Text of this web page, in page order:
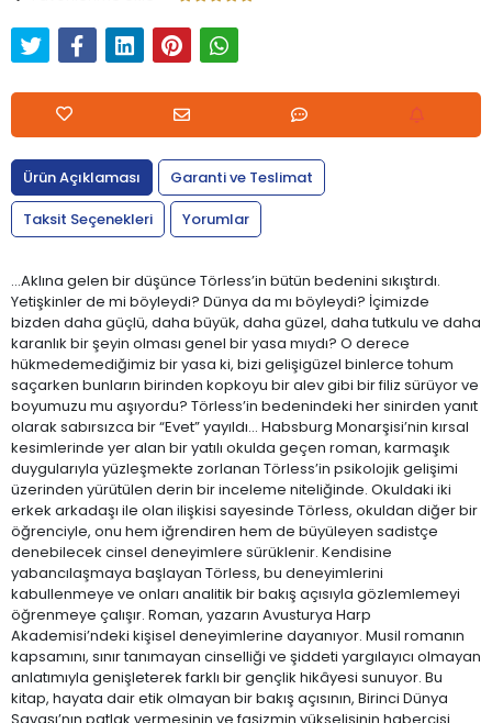
Ürün Açıklaması
Garanti ve Teslimat
Taksit Seçenekleri
Yorumlar
…Aklına gelen bir düşünce Törless’in bütün bedenini sıkıştırdı.
Yetişkinler de mi böyleydi? Dünya da mı böyleydi? İçimizde
bizden daha güçlü, daha büyük, daha güzel, daha tutkulu ve daha
karanlık bir şeyin olması genel bir yasa mıydı? O derece
hükmedemediğimiz bir yasa ki, bizi gelişigüzel binlerce tohum
saçarken bunların birinden kopkoyu bir alev gibi bir filiz sürüyor ve
boyumuzu mu aşıyordu? Törless’in bedenindeki her sinirden yanıt
olarak sabırsızca bir “Evet” yayıldı… Habsburg Monarşisi’nin kırsal
kesimlerinde yer alan bir yatılı okulda geçen roman, karmaşık
duygularıyla yüzleşmekte zorlanan Törless’in psikolojik gelişimi
üzerinden yürütülen derin bir inceleme niteliğinde. Okuldaki iki
erkek arkadaşı ile olan ilişkisi sayesinde Törless, okuldan diğer bir
öğrenciyle, onu hem iğrendiren hem de büyüleyen sadistçe
denebilecek cinsel deneyimlere sürüklenir. Kendisine
yabancılaşmaya başlayan Törless, bu deneyimlerini
kabullenmeye ve onları analitik bir bakış açısıyla gözlemlemeyi
öğrenmeye çalışır. Roman, yazarın Avusturya Harp
Akademisi’ndeki kişisel deneyimlerine dayanıyor. Musil romanın
kapsamını, sınır tanımayan cinselliği ve şiddeti yargılayıcı olmayan
anlatımıyla genişleterek farklı bir gençlik hikâyesi sunuyor. Bu
kitap, hayata dair etik olmayan bir bakış açısının, Birinci Dünya